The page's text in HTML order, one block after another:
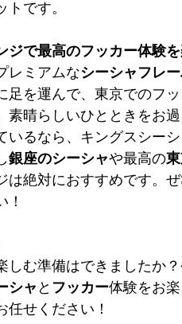
です。
ジで最高のフッカー体験
レミアムなシーシャフレ
足を運んで、東京でのフ
素晴らしいひとときをお
いるなら、キングスシー
銀座のシーシャや最高の
は絶対におすすめです。
！
しむ準備はできましたか
シャ と フッカー体験をお
任せください！